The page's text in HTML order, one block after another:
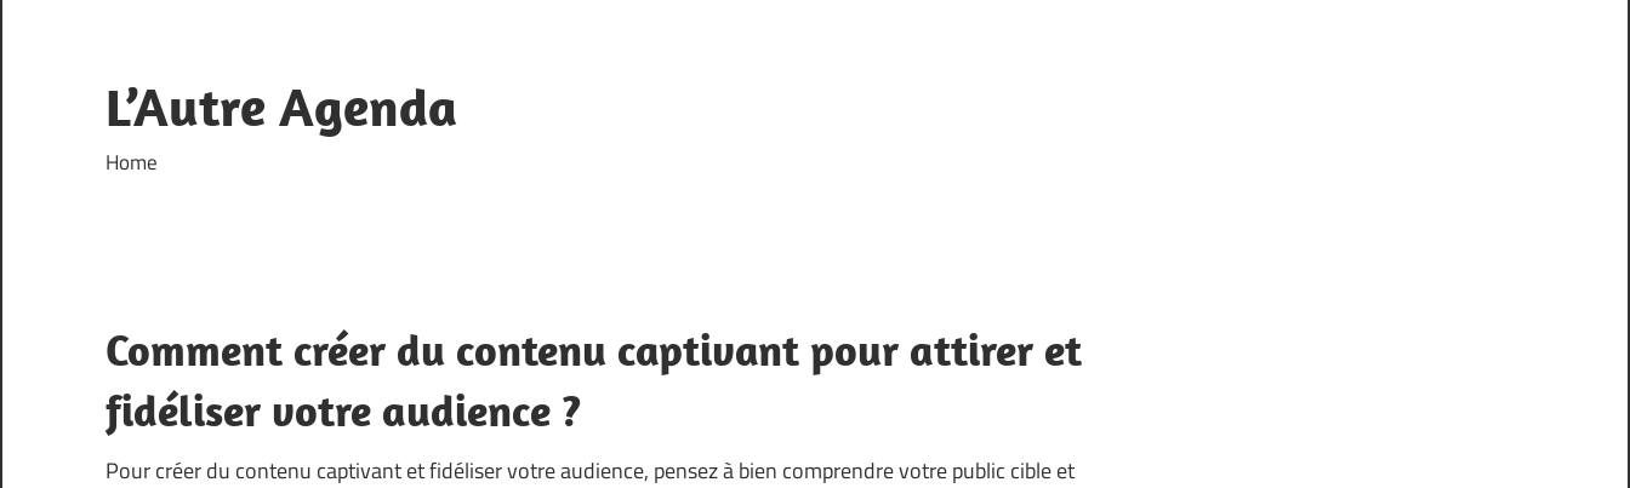
content
L’Autre Agenda
Home
Comment créer du contenu captivant pour attirer et
fidéliser votre audience ?
Pour créer du contenu captivant et fidéliser votre audience, pensez à bien comprendre votre public cible et